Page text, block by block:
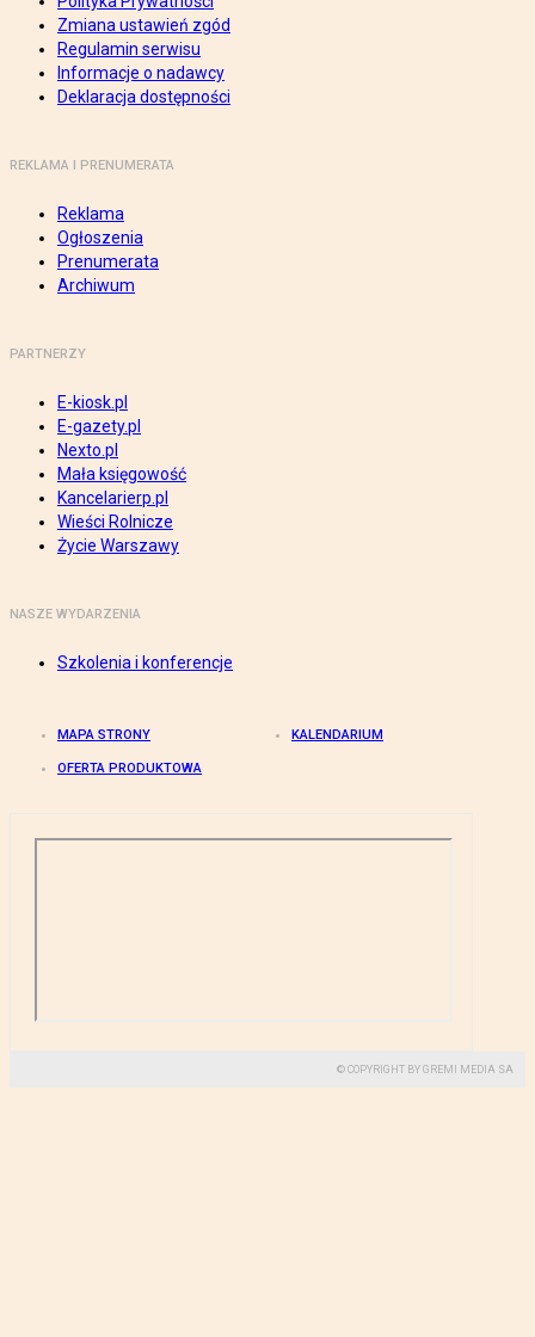
Zmiana ustawień zgód
Regulamin serwisu
Informacje o nadawcy
Deklaracja dostępności
REKLAMA I PRENUMERATA
Reklama
Ogłoszenia
Prenumerata
Archiwum
PARTNERZY
E-kiosk.pl
E-gazety.pl
Nexto.pl
Mała księgowość
Kancelarierp.pl
Wieści Rolnicze
Życie Warszawy
NASZE WYDARZENIA
Szkolenia i konferencje
MAPA STRONY KALENDARIUM
OFERTA PRODUKTOWA
© COPYRIGHT BY GREMI MEDIA SA